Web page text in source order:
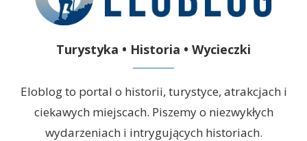
Turystyka • Historia • Wycieczki
Eloblog to portal o historii, turystyce, atrakcjach i
ciekawych miejscach. Piszemy o niezwykłych
wydarzeniach i intrygujących historiach.